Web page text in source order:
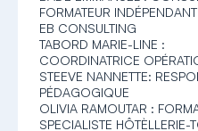
FORMATEUR
EB CONSULTING
TABORD MARIE-LINE :
COORDINATRICE
STEEVE NANNETTE:
PÉDAGOGIQUE
OLIVIA RAMOUTAR :
SPECIALISTE HÔTÈLLERIE-